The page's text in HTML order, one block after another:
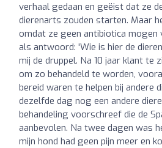
verhaal gedaan en geëist dat ze
dierenarts zouden starten. Maar
omdat ze geen antibiotica mogen
als antwoord: 'Wie is hier de
mij de druppel. Na 10 jaar klant te
om zo behandeld te worden,
bereid waren te helpen bij andere
dezelfde dag nog een andere
behandeling voorschreef die de
aanbevolen. Na twee dagen was
mijn hond had geen pijn meer en